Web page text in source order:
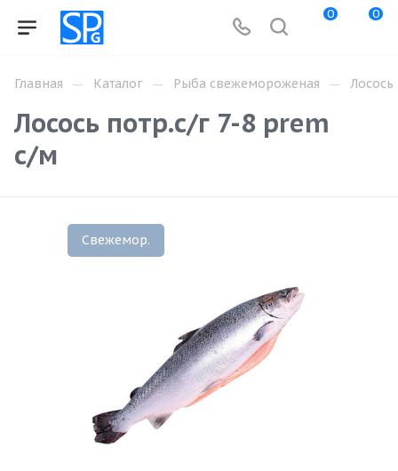
0 0
Главная — Каталог — Рыба свежемороженая — Лосось
Лосось потр.с/г 7-8 prem
с/м
Свежемор.